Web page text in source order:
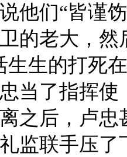
他们“皆谨
的老大，
生生的打死
当了指挥使
之后，卢
监联手压了